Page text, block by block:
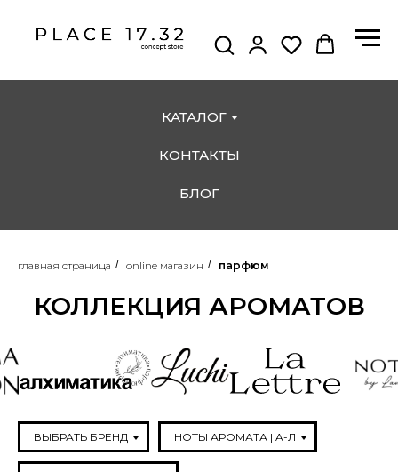
КАТАЛОГ
КОНТАКТЫ
БЛОГ
главная страница / online магазин / парфюм
КОЛЛЕКЦИЯ АРОМАТОВ
ВЫБРАТЬ БРЕНД НОТЫ АРОМАТА | A-Л